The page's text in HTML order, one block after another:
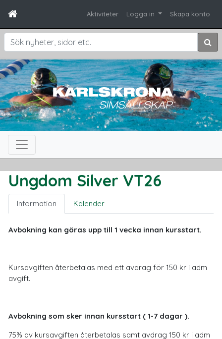
Aktiviteter Logga in Skapa konto
Sök
Ungdom Silver VT26
Information Kalender
Avbokning kan göras upp till 1 vecka innan kursstart.
Kursavgiften återbetalas med ett avdrag för 150 kr i adm
avgift.
Avbokning som sker innan kursstart ( 1-7 dagar ).
75% av kursavgiften återbetalas samt avdrag 150 kr i adm